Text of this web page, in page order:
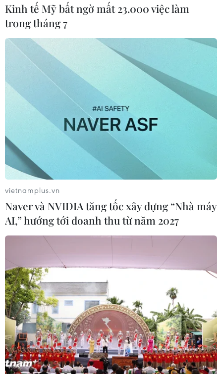
Hong Kong bước sang ngày thứ 4 chìm
trong bạo lực và hỗn loạn
14/11/2019 03:18
Hệ thống giao thông trên toàn thành phố vẫn trong tình
trạng bị tê liệt vào sáng 14/11, nhiều tuyến đường bị
người biểu tình chiếm giữ, dùng gạch đá để cản trở xe
cộ qua lại.
Thông tin Hong Kong ban bố lệnh giới
nghiêm cuối tuần bị rút bỏ
Kinh tế Mỹ bất ngờ mất 23.000 việc làm
trong tháng 7
vietnamplus.vn
Naver và NVIDIA tăng tốc xây dựng “Nhà máy
AI,” hướng tới doanh thu từ năm 2027